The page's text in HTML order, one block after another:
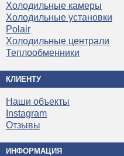
Холодильные камеры
Холодильные установки
Polair
Холодильные централи
Теплообменники
КЛИЕНТУ
Наши объекты
Instagram
Отзывы
ИНФОРМАЦИЯ